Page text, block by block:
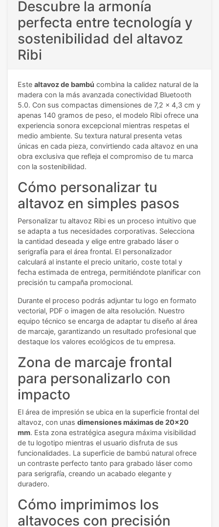
Descubre la armonía
perfecta entre tecnología y
sostenibilidad del altavoz
Ribi
Este altavoz de bambú combina la calidez natural de la
madera con la más avanzada conectividad Bluetooth
5.0. Con sus compactas dimensiones de 7,2 x 4,3 cm y
apenas 140 gramos de peso, el modelo Ribi ofrece una
experiencia sonora excepcional mientras respetas el
medio ambiente. Su textura natural presenta vetas
únicas en cada pieza, convirtiendo cada altavoz en una
obra exclusiva que refleja el compromiso de tu marca
con la sostenibilidad.
Cómo personalizar tu
altavoz en simples pasos
Personalizar tu altavoz Ribi es un proceso intuitivo que
se adapta a tus necesidades corporativas. Selecciona
la cantidad deseada y elige entre grabado láser o
serigrafía para el área frontal. El personalizador
calculará al instante el precio unitario, coste total y
fecha estimada de entrega, permitiéndote planificar con
precisión tu campaña promocional.
Durante el proceso podrás adjuntar tu logo en formato
vectorial, PDF o imagen de alta resolución. Nuestro
equipo técnico se encarga de adaptar tu diseño al área
de marcaje, garantizando un resultado profesional que
destaque los valores ecológicos de tu empresa.
Zona de marcaje frontal
para personalizarlo con
impacto
El área de impresión se ubica en la superficie frontal del
altavoz, con unas dimensiones máximas de 20x20
mm. Esta zona estratégica asegura máxima visibilidad
de tu logotipo mientras el usuario disfruta de sus
funcionalidades. La superficie de bambú natural ofrece
un contraste perfecto tanto para grabado láser como
para serigrafía, creando un acabado elegante y
duradero.
Cómo imprimimos los
altavoces con precisión